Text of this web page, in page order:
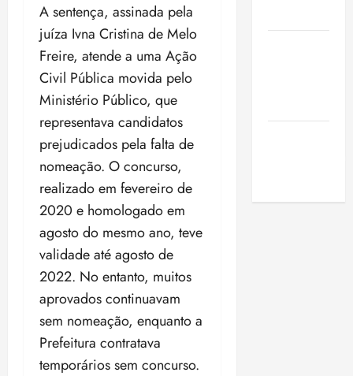
A sentença, assinada pela
juíza Ivna Cristina de Melo
Freire, atende a uma Ação
Civil Pública movida pelo
Ministério Público, que
representava candidatos
prejudicados pela falta de
nomeação. O concurso,
realizado em fevereiro de
2020 e homologado em
agosto do mesmo ano, teve
validade até agosto de
2022. No entanto, muitos
aprovados continuavam
sem nomeação, enquanto a
Prefeitura contratava
temporários sem concurso.